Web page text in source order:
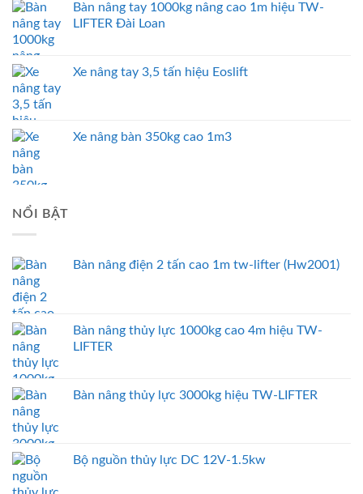
Bàn nâng tay 1000kg nâng cao 1m hiệu TW-
LIFTER Đài Loan
Xe nâng tay 3,5 tấn hiệu Eoslift
Xe nâng bàn 350kg cao 1m3
NỔI BẬT
Bàn nâng điện 2 tấn cao 1m tw-lifter (Hw2001)
Bàn nâng thủy lực 1000kg cao 4m hiệu TW-
LIFTER
Bàn nâng thủy lực 3000kg hiệu TW-LIFTER
Bộ nguồn thủy lực DC 12V-1.5kw